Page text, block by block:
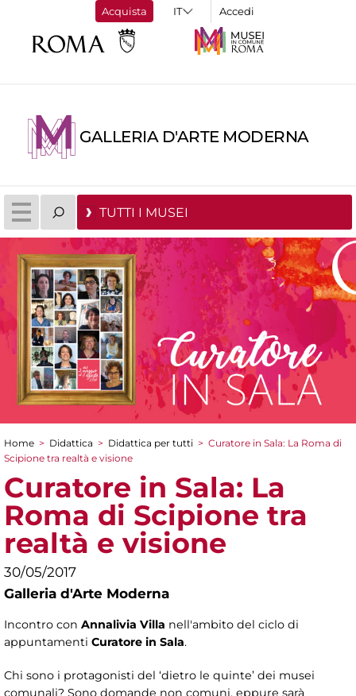
Acquista Accedi
GALLERIA D'ARTE MODERNA
TUTTI I MUSEI
Tu sei qui
Home > Didattica > Didattica per tutti > Curatore in Sala: La Roma di
Scipione tra realtà e visione
Curatore in Sala: La
Roma di Scipione tra
realtà e visione
30/05/2017
Galleria d'Arte Moderna
Incontro con Annalivia Villa nell'ambito del ciclo di
appuntamenti Curatore in Sala.
Chi sono i protagonisti del ‘dietro le quinte’ dei musei
comunali? Sono domande non comuni, eppure sarà